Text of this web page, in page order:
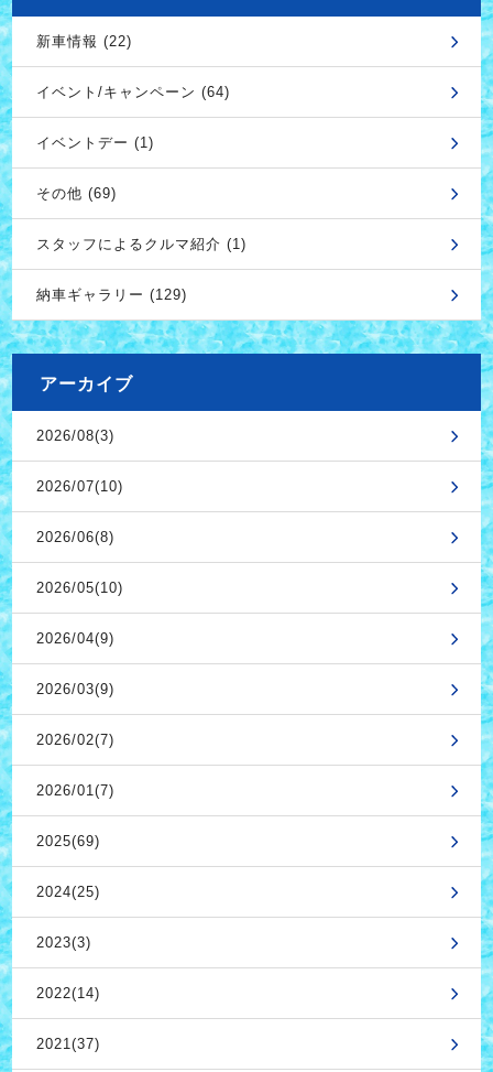
新車情報 (22)
イベント/キャンペーン (64)
イベントデー (1)
その他 (69)
スタッフによるクルマ紹介 (1)
納車ギャラリー (129)
アーカイブ
2026/08(3)
2026/07(10)
2026/06(8)
2026/05(10)
2026/04(9)
2026/03(9)
2026/02(7)
2026/01(7)
2025(69)
2024(25)
2023(3)
2022(14)
2021(37)